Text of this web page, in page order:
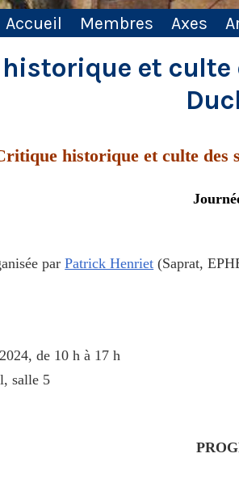
Accueil Membres Axes
et culte
historique et culte des
parPatrick Henriet (Saprat,
de 10 h à 17 h
salle 5